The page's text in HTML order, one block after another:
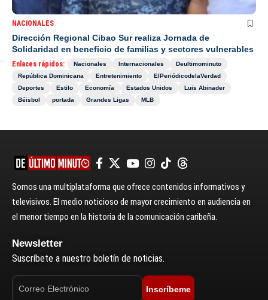
NACIONALES
Dirección Regional Cibao Sur realiza Jornada de
Solidaridad en beneficio de familias y sectores vulnerables
Enlaces rápidos: Nacionales Internacionales
Deultimominuto
República Dominicana
Entretenimiento
ElPeriódicodelaVerdad
Deportes
Estilo Economía Estados Unidos
Luis Abinader
Béisbol
portada Grandes Ligas MLB
Somos una multiplataforma que ofrece contenidos informativos y
televisivos. El medio noticioso de mayor crecimiento en audiencia en
el menor tiempo en la historia de la comunicación caribeña.
Newsletter
Suscríbete a nuestro boletín de noticias.
Inscríbeme